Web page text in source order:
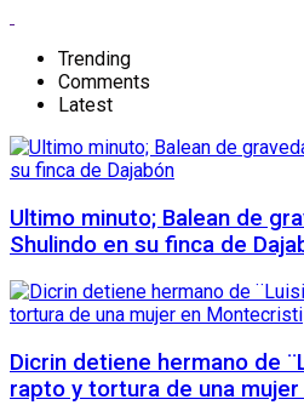
Trending
Comments
Latest
Ultimo minuto; Balean de
Shulindo en su finca de
Dicrin detiene hermano de
rapto y tortura de una